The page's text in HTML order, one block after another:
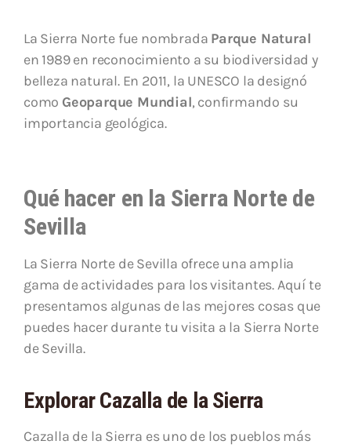
La Sierra Norte fue nombrada Parque Natural
en 1989 en reconocimiento a su biodiversidad y
belleza natural. En 2011, la UNESCO la designó
como Geoparque Mundial, confirmando su
importancia geológica.
Qué hacer en la Sierra Norte de
Sevilla
La Sierra Norte de Sevilla ofrece una amplia
gama de actividades para los visitantes. Aquí te
presentamos algunas de las mejores cosas que
puedes hacer durante tu visita a la Sierra Norte
de Sevilla.
Explorar Cazalla de la Sierra
Cazalla de la Sierra es uno de los pueblos más